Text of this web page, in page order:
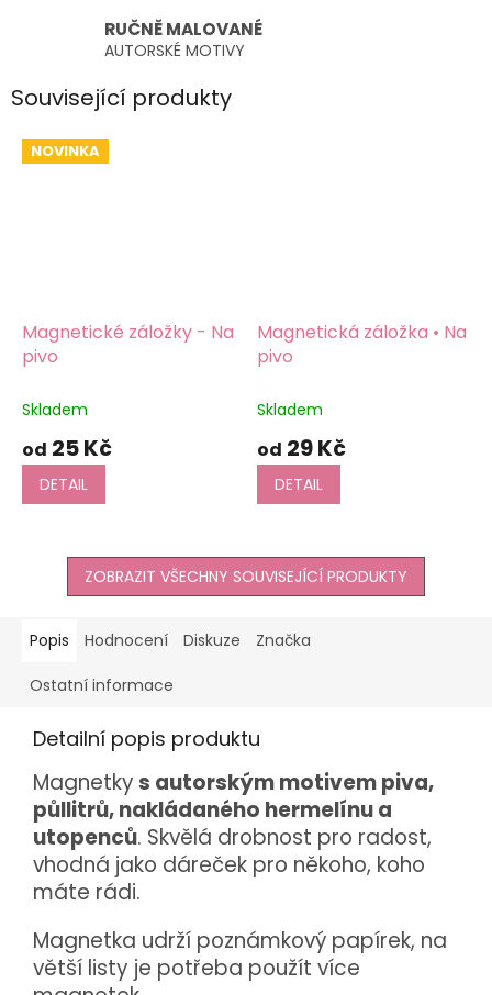
RUČNĚ MALOVANÉ
AUTORSKÉ MOTIVY
Související produkty
NOVINKA
Magnetické záložky - Na
pivo
Skladem
od 25 Kč
DETAIL
Magnetická záložka • Na
pivo
Skladem
od 29 Kč
DETAIL
ZOBRAZIT VŠECHNY SOUVISEJÍCÍ PRODUKTY
Popis Hodnocení Diskuze Značka
Ostatní informace
Detailní popis produktu
Magnetkys autorským motivem piva,
půllitrů, nakládaného hermelínu a
utopenců. Skvělá drobnost pro radost,
vhodná jako dáreček pro někoho, koho
máte rádi.
Magnetka udrží poznámkový papírek, na
větší listy je potřeba použít více